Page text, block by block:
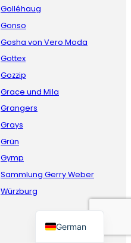
Golléhaug
Gonso
Gosha von Vero Moda
Gottex
Gozzip
Grace und Mila
Grangers
Grays
Grün
Gymp
Sammlung Gerry Weber
Würzburg
German